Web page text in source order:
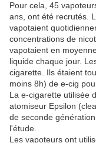
Pour cela, 45
ans, ont été recrutés.
vapotaient
concentrations de
vapotaient en
liquide chaque jour.
cigarette. Ils étaient
moins 8h) de e-cig
La e-cigarette utilisée
atomiseur Epsilon
de seconde
l'étude.
Les vapoteurs ont